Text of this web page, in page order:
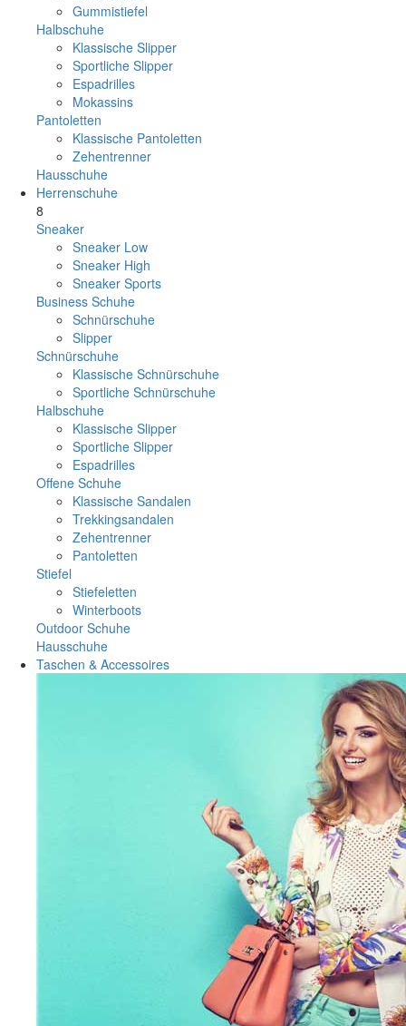
Gummistiefel
Halbschuhe
Klassische Slipper
Sportliche Slipper
Espadrilles
Mokassins
Pantoletten
Klassische Pantoletten
Zehentrenner
Hausschuhe
Herrenschuhe
8
Sneaker
Sneaker Low
Sneaker High
Sneaker Sports
Business Schuhe
Schnürschuhe
Slipper
Schnürschuhe
Klassische Schnürschuhe
Sportliche Schnürschuhe
Halbschuhe
Klassische Slipper
Sportliche Slipper
Espadrilles
Offene Schuhe
Klassische Sandalen
Trekkingsandalen
Zehentrenner
Pantoletten
Stiefel
Stiefeletten
Winterboots
Outdoor Schuhe
Hausschuhe
Taschen & Accessoires